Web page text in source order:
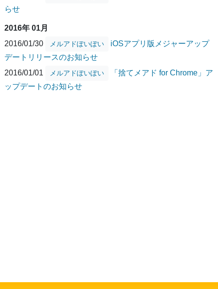
らせ
2016年 01月
2016/01/30
メルアドぽいぽい
iOSアプリ版メジャーアップ
デートリリースのお知らせ
2016/01/01
メルアドぽいぽい
「捨てメアド for Chrome」ア
ップデートのお知らせ